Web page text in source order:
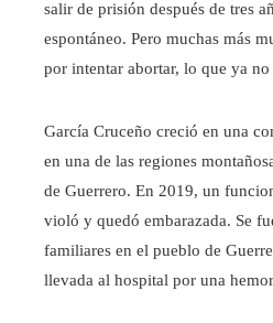
salir de prisión después de tres
espontáneo. Pero muchas más
por intentar abortar, lo que ya
García Cruceño creció en una
en una de las regiones
de Guerrero. En 2019, un
violó y quedó embarazada. Se
familiares en el pueblo de
llevada al hospital por una